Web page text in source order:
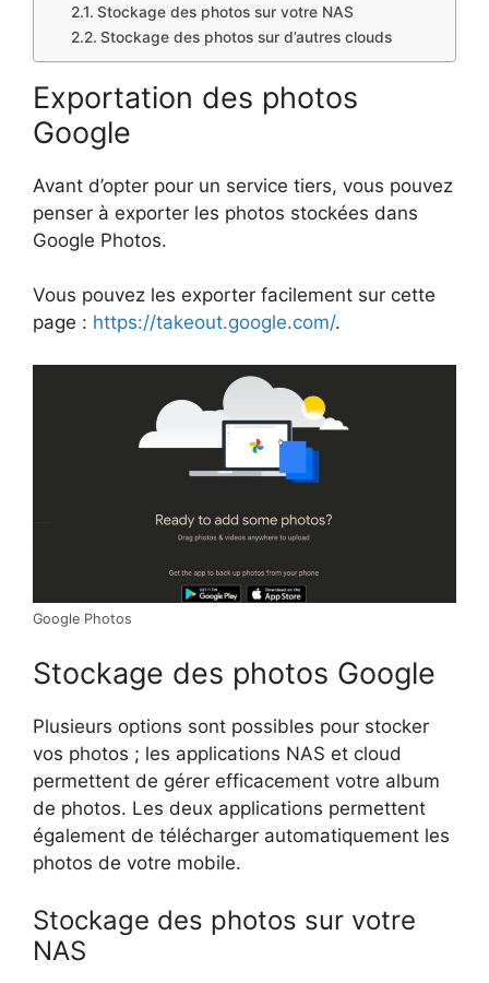
Stockage des photos sur votre NAS
Stockage des photos sur d’autres clouds
Exportation des photos
Google
Avant d’opter pour un service tiers, vous pouvez
penser à exporter les photos stockées dans
Google Photos.
Vous pouvez les exporter facilement sur cette
page : https://takeout.google.com/.
Google Photos
Stockage des photos Google
Plusieurs options sont possibles pour stocker
vos photos ; les applications NAS et cloud
permettent de gérer efficacement votre album
de photos. Les deux applications permettent
également de télécharger automatiquement les
photos de votre mobile.
Stockage des photos sur votre
NAS